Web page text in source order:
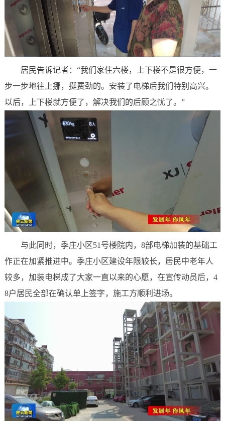
居民告诉记者：“我们家住六楼，上下楼不是很方便，一
步一步地往上挪，挺费劲的。安装了电梯后我们特别高兴。
以后，上下楼就方便了，解决我们的后顾之忧了。”
与此同时，季庄小区51号楼院内，8部电梯加装的基础工
作正在加紧推进中。季庄小区建设年限较长，居民中老年人
较多，加装电梯成了大家一直以来的心愿，在宣传动员后，4
8户居民全部在确认单上签字，施工方顺利进场。